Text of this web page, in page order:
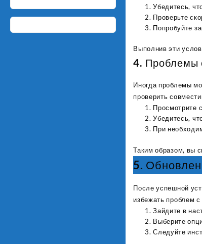
Убедитесь,
Проверьте
Попробуйте
Выполнив эти
4. Проблемы
Иногда проблемы
проверить
Просмотрите
Убедитесь,
При
Таким образом, вы
5.
После успешной
избежать проблем
Зайдите в
Выберите
Следуйте